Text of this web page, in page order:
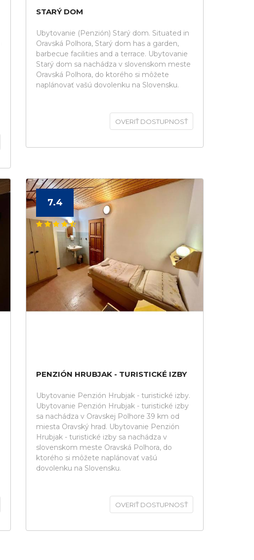
STARÝ DOM
Ubytovanie (Penzión) Starý dom. Situated in
Oravská Polhora, Starý dom has a garden,
barbecue facilities and a terrace. Ubytovanie
Starý dom sa nachádza v slovenskom meste
Oravská Polhora, do ktorého si môžete
naplánovať vašú dovolenku na Slovensku.
OVERIŤ DOSTUPNOSŤ
7.4
PENZIÓN HRUBJAK - TURISTICKÉ IZBY
Ubytovanie Penzión Hrubjak - turistické izby.
Ubytovanie Penzión Hrubjak - turistické izby
sa nachádza v Oravskej Polhore 39 km od
miesta Oravský hrad. Ubytovanie Penzión
Hrubjak - turistické izby sa nachádza v
slovenskom meste Oravská Polhora, do
ktorého si môžete naplánovať vašú
dovolenku na Slovensku.
OVERIŤ DOSTUPNOSŤ